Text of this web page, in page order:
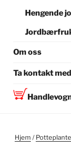
Hengende
Om oss
Ta kontakt med
Hjem /